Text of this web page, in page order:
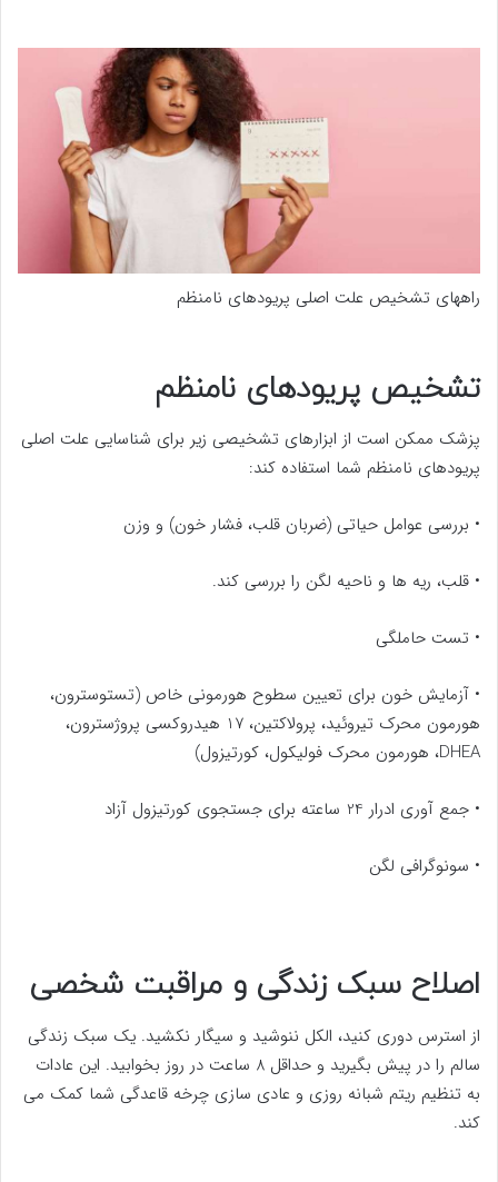
راههای تشخیص علت اصلی پریودهای نامنظم
تشخیص پریودهای نامنظم
پزشک ممکن است از ابزارهای تشخیصی زیر برای شناسایی علت اصلی
پریودهای نامنظم شما استفاده کند:
• بررسی عوامل حیاتی (ضربان قلب، فشار خون) و وزن
• قلب، ریه ها و ناحیه لگن را بررسی کند.
• تست حاملگی
• آزمایش خون برای تعیین سطوح هورمونی خاص (تستوسترون،
هورمون محرک تیروئید، پرولاکتین، 17 هیدروکسی پروژسترون،
DHEA، هورمون محرک فولیکول، کورتیزول)
• جمع آوری ادرار 24 ساعته برای جستجوی کورتیزول آزاد
• سونوگرافی لگن
اصلاح سبک زندگی و مراقبت شخصی
از استرس دوری کنید، الکل ننوشید و سیگار نکشید. یک سبک زندگی
سالم را در پیش بگیرید و حداقل 8 ساعت در روز بخوابید. این عادات
به تنظیم ریتم شبانه روزی و عادی سازی چرخه قاعدگی شما کمک می
کند.